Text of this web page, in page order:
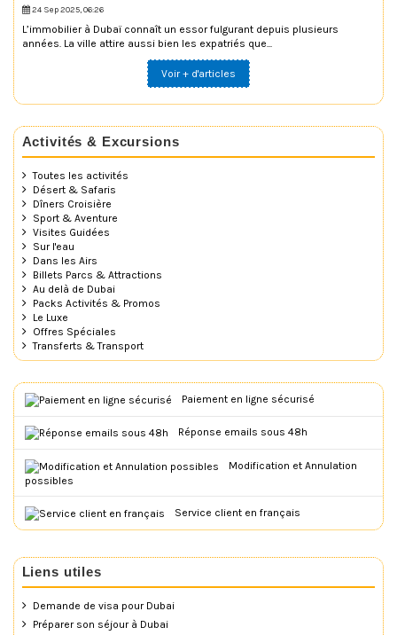
24 Sep 2025, 06:26
L’immobilier à Dubaï connaît un essor fulgurant depuis plusieurs
années. La ville attire aussi bien les expatriés que...
Voir + d'articles
Activités & Excursions
Toutes les activités
Désert & Safaris
Dîners Croisière
Sport & Aventure
Visites Guidées
Sur l'eau
Dans les Airs
Billets Parcs & Attractions
Au delà de Dubai
Packs Activités & Promos
Le Luxe
Offres Spéciales
Transferts & Transport
Paiement en ligne sécurisé
Réponse emails sous 48h
Modification et Annulation
possibles
Service client en français
Liens utiles
Demande de visa pour Dubai
Préparer son séjour à Dubai